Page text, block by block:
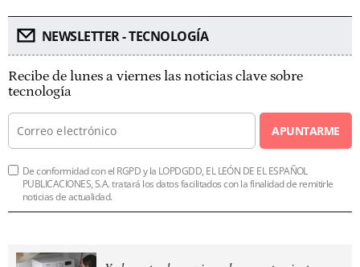
NEWSLETTER - TECNOLOGÍA
Recibe de lunes a viernes las noticias clave sobre
tecnología
APUNTARME
De conformidad con el RGPD y la LOPDGDD, EL LEÓN DE EL ESPAÑOL
PUBLICACIONES, S.A. tratará los datos facilitados con la finalidad de remitirle
noticias de actualidad.